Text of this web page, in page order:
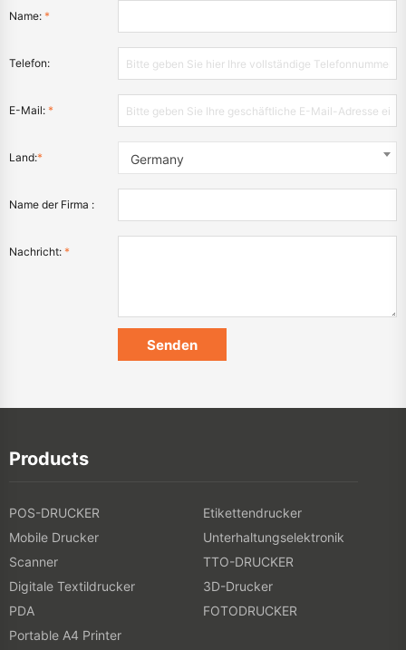
Name: *
Telefon:
E-Mail: *
Land:* Germany
Name der Firma :
Nachricht: *
Products
POS-DRUCKER
Etikettendrucker
Mobile Drucker
Unterhaltungselektronik
Scanner
TTO-DRUCKER
Digitale Textildrucker
3D-Drucker
PDA
FOTODRUCKER
Portable A4 Printer